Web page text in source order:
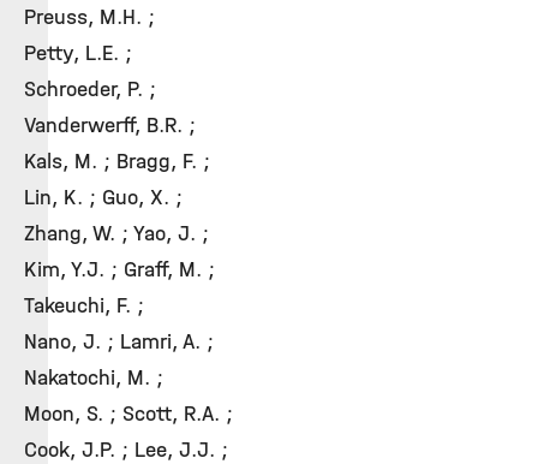
Preuss, M.H. ;
Petty, L.E. ;
Schroeder, P. ;
Vanderwerff, B.R. ;
Kals, M. ; Bragg, F. ;
Lin, K. ; Guo, X. ;
Zhang, W. ; Yao, J. ;
Kim, Y.J. ; Graff, M. ;
Takeuchi, F. ;
Nano, J. ; Lamri, A. ;
Nakatochi, M. ;
Moon, S. ; Scott, R.A. ;
Cook, J.P. ; Lee, J.J. ;